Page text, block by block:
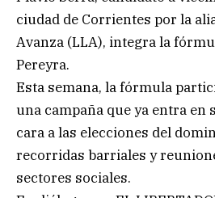
ciudad de Corrientes por la
Avanza (LLA), integra la
Pereyra.
Esta semana, la fórmula
una campaña que ya entra en
cara a las elecciones del
recorridas barriales y
sectores sociales.